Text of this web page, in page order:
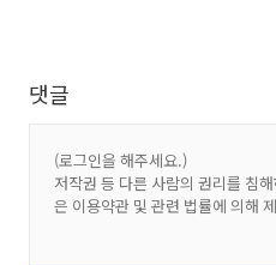
댓글